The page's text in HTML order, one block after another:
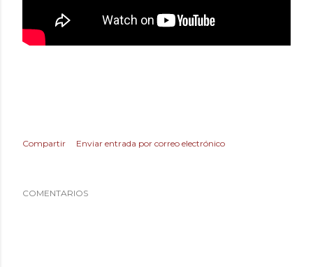
Compartir Enviar entrada por correo electrónico
COMENTARIOS